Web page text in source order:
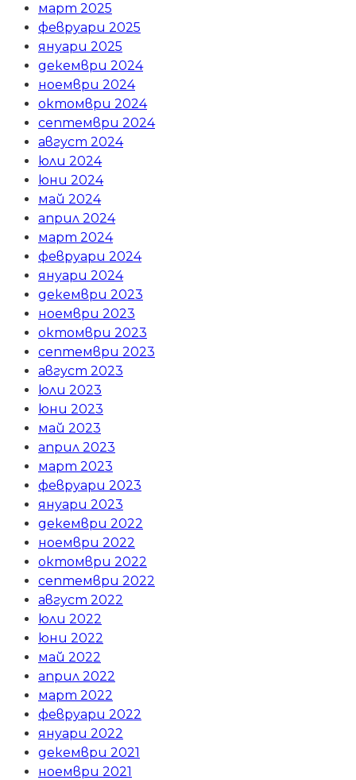
март 2025
февруари 2025
януари 2025
декември 2024
ноември 2024
октомври 2024
септември 2024
август 2024
юли 2024
юни 2024
май 2024
април 2024
март 2024
февруари 2024
януари 2024
декември 2023
ноември 2023
октомври 2023
септември 2023
август 2023
юли 2023
юни 2023
май 2023
април 2023
март 2023
февруари 2023
януари 2023
декември 2022
ноември 2022
октомври 2022
септември 2022
август 2022
юли 2022
юни 2022
май 2022
април 2022
март 2022
февруари 2022
януари 2022
декември 2021
ноември 2021